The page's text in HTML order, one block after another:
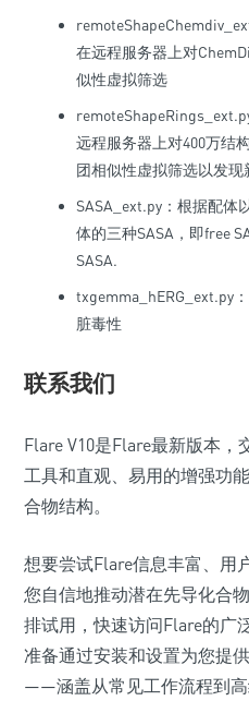
在远程服务器上对
似性虚拟筛选
远程服务器上对400万结
团相似性虚拟筛选以发现
SASA_ext.py：根据配体
体的三种SASA，即free
SASA.
txgemma_hERG_ext.py
脏毒性
联系我们
Flare V10是Flare最新版本
工具和直观、易用的增强功
合物结构。
想要尝试Flare信息丰富、用
您自信地推动潜在先导化合
排试用，快速访问Flare的广
准备通过安装和设置为您提
——涵盖从常见工作流程到